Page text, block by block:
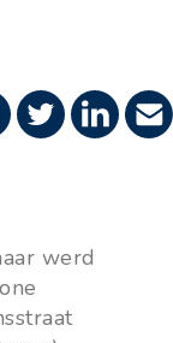
werd